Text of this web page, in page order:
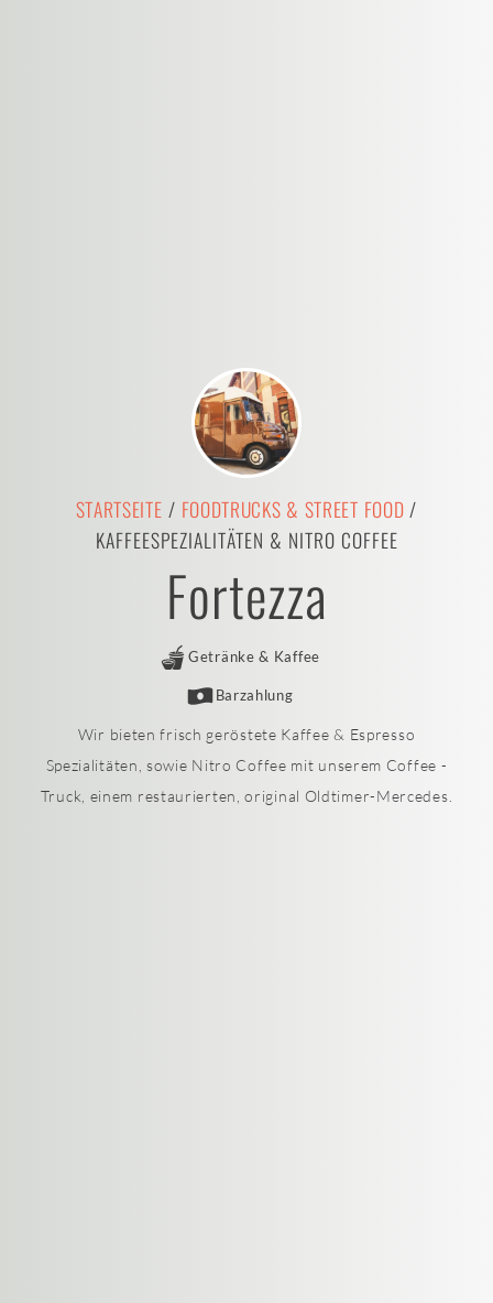
STARTSEITE / FOODTRUCKS & STREET FOOD/
KAFFEESPEZIALITÄTEN & NITRO COFFEE
Fortezza
Getränke & Kaffee
Barzahlung
Wir bieten frisch geröstete Kaffee & Espresso
Spezialitäten, sowie Nitro Coffee mit unserem Coffee -
Truck, einem restaurierten, original Oldtimer-Mercedes.